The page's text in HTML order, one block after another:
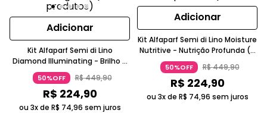
Adicionar
Kit Alfaparf Semi di Lino
Diamond Illuminating - Brilho e
Maciez Prolongados (4
produtos)
50%OFF R$449,90
R$ 224,90
ou 3x de R$ 74,96 sem juros
Adicionar
Kit Alfaparf Semi di Lino Moisture
Nutritive - Nutrição Profunda (4
produtos)
50%OFF R$449,90
R$ 224,90
ou 3x de R$ 74,96 sem juros